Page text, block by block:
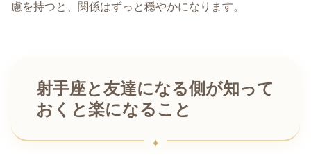
慮を持つと、関係はずっと穏やかになります。
射手座と友達になる側が知って
おくと楽になること